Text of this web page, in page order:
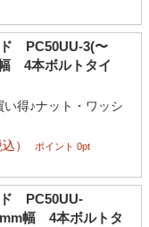
PC50UU-3(〜
4本ボルトタイ
い得♪ナット・ワッシ
） ポイント 0pt
PC50UU-
幅 4本ボルトタ